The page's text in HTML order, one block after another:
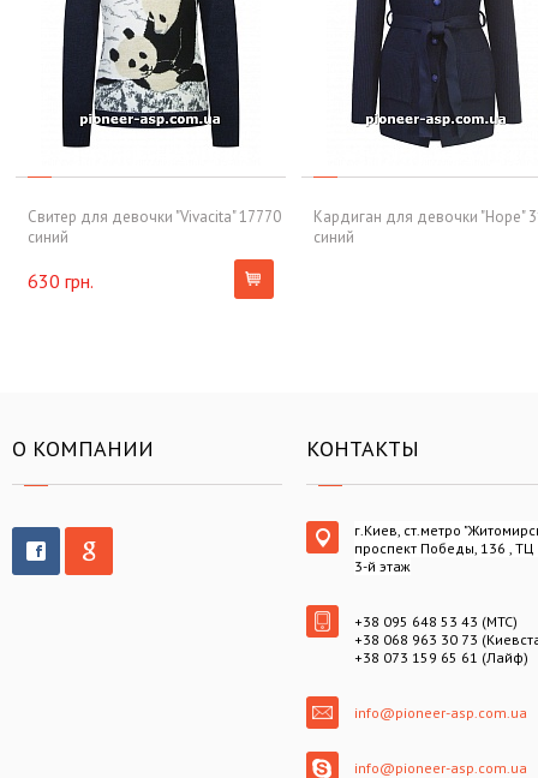
Свитер для девочки "Vivacita" 17770
синий
630 грн.
Кардиган для девочки "Hope"
синий
О КОМПАНИИ КОНТАКТЫ
г.Киев, ст.метро
проспект Победы, 136 , ТЦ
3-й этаж
+38 095 648 53 43 (МТС)
+38 068 963 30 73
+38 073 159 65 61 (Лайф)
info@pioneer-asp.com.ua
info@pioneer-asp.com.ua